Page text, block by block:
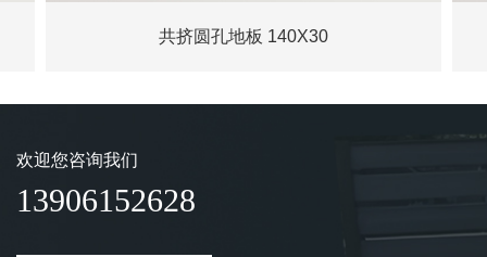
共挤圆孔地板 140X30
欢迎您咨询我们
13906152628